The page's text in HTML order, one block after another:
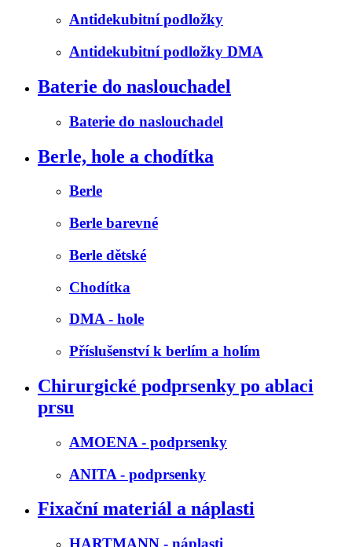
Antidekubitní podložky
Antidekubitní podložky DMA
Baterie do naslouchadel
Baterie do naslouchadel
Berle, hole a chodítka
Berle
Berle barevné
Berle dětské
Chodítka
DMA - hole
Příslušenství k berlím a holím
Chirurgické podprsenky po ablaci
prsu
AMOENA - podprsenky
ANITA - podprsenky
Fixační materiál a náplasti